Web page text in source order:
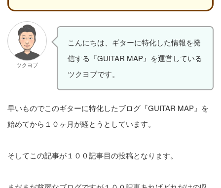
ツクヨブ
こんにちは、ギターに特化した情報を発
信する『GUITAR MAP』を運営している
ツクヨブです。
早いものでこのギターに特化したブログ『GUITAR MAP』を
始めてから１０ヶ月が経とうとしています。
そしてこの記事が１００記事目の投稿となります。